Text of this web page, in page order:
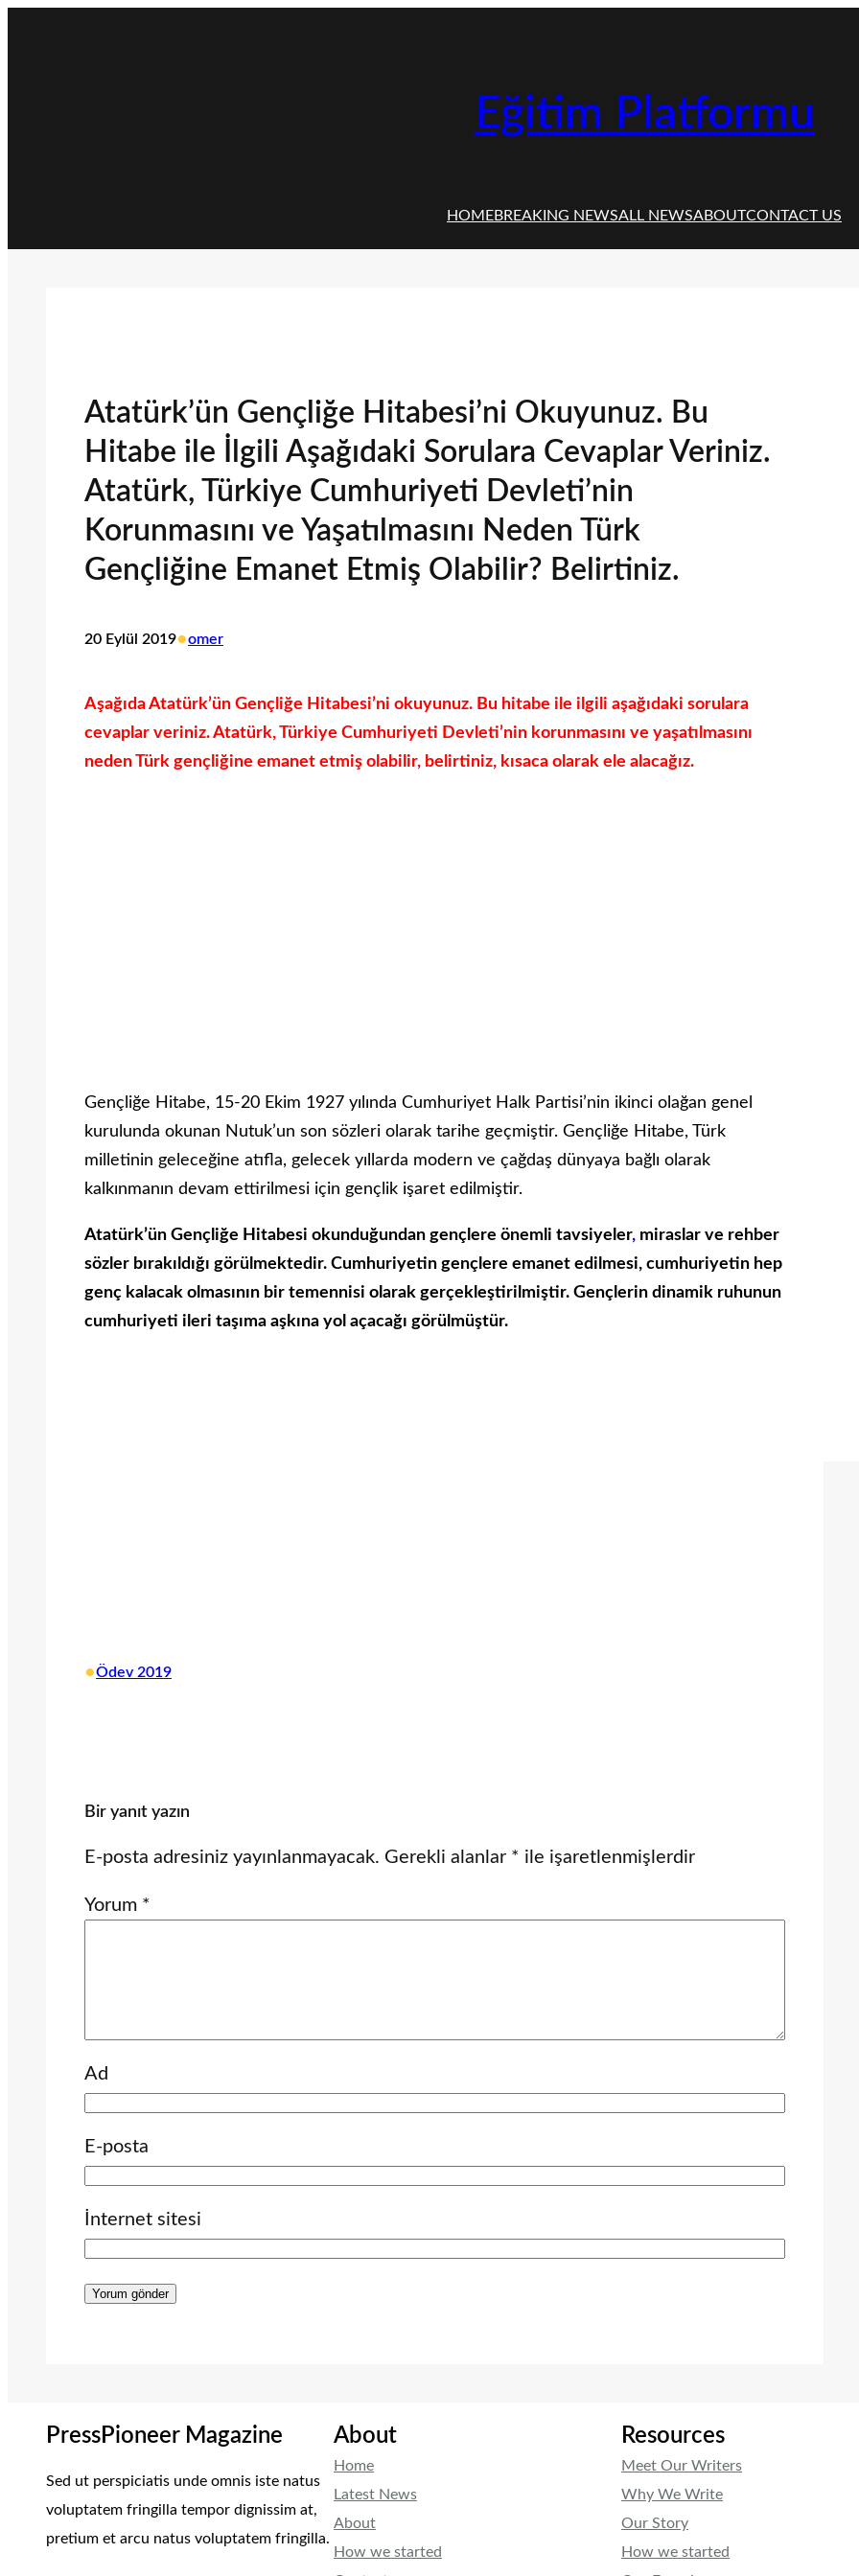
Eğitim Platformu
HOMEBREAKING NEWSALL NEWSABOUTCONTACT US
Atatürk’ün Gençliğe Hitabesi’ni Okuyunuz. Bu
Hitabe ile İlgili Aşağıdaki Sorulara Cevaplar Veriniz.
Atatürk, Türkiye Cumhuriyeti Devleti’nin
Korunmasını ve Yaşatılmasını Neden Türk
Gençliğine Emanet Etmiş Olabilir? Belirtiniz.
20 Eylül 2019•omer
Aşağıda Atatürk’ün Gençliğe Hitabesi’ni okuyunuz. Bu hitabe ile ilgili aşağıdaki sorulara
cevaplar veriniz. Atatürk, Türkiye Cumhuriyeti Devleti’nin korunmasını ve yaşatılmasını
neden Türk gençliğine emanet etmiş olabilir, belirtiniz, kısaca olarak ele alacağız.
Gençliğe Hitabe, 15-20 Ekim 1927 yılında Cumhuriyet Halk Partisi’nin ikinci olağan genel
kurulunda okunan Nutuk’un son sözleri olarak tarihe geçmiştir. Gençliğe Hitabe, Türk
milletinin geleceğine atıfla, gelecek yıllarda modern ve çağdaş dünyaya bağlı olarak
kalkınmanın devam ettirilmesi için gençlik işaret edilmiştir.
Atatürk’ün Gençliğe Hitabesi okunduğundan gençlere önemli tavsiyeler, miraslar ve rehber
sözler bırakıldığı görülmektedir. Cumhuriyetin gençlere emanet edilmesi, cumhuriyetin hep
genç kalacak olmasının bir temennisi olarak gerçekleştirilmiştir. Gençlerin dinamik ruhunun
cumhuriyeti ileri taşıma aşkına yol açacağı görülmüştür.
•Ödev 2019
Bir yanıt yazın
E-posta adresiniz yayınlanmayacak. Gerekli alanlar * ile işaretlenmişlerdir
Yorum *
Ad
E-posta
İnternet sitesi
PressPioneer Magazine
Sed ut perspiciatis unde omnis iste natus
voluptatem fringilla tempor dignissim at,
pretium et arcu natus voluptatem fringilla.
About
Home
Latest News
About
How we started
Resources
Meet Our Writers
Why We Write
Our Story
How we started